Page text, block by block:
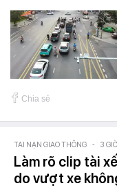
Chia sẻ
TAI NẠN GIAO THÔNG - 3
Làm rõ clip tài
do vượt xe